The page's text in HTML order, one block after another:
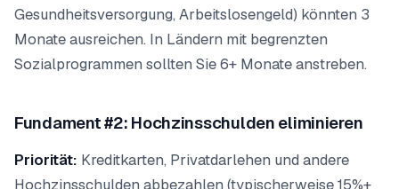
Gesundheitsversorgung, Arbeitslosengeld) könnten 3
Monate ausreichen. In Ländern mit begrenzten
Sozialprogrammen sollten Sie 6+ Monate anstreben.
Fundament #2: Hochzinsschulden eliminieren
Priorität: Kreditkarten, Privatdarlehen und andere
Hochzinsschulden abbezahlen (typischerweise 15%+